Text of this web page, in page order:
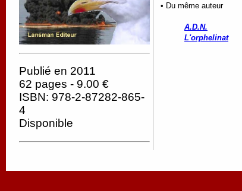
Publié en 2011
62 pages - 9.00 €
ISBN: 978-2-87282-865-
4
Disponible
• Du même auteur
A.D.N.
L'orphelinat